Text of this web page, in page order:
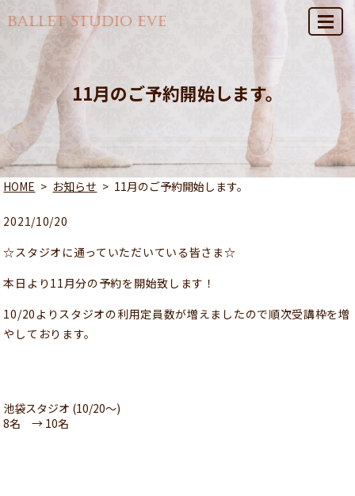
MENU
11月のご予約開始します。
HOME お知らせ 11月のご予約開始します。
2021/10/20
☆スタジオに通っていただいている皆さま☆
本日より11月分の予約を開始致します！
10/20よりスタジオの利用定員数が増えましたので順次受講枠を増
やしております。
池袋スタジオ (10/20〜)
8名 → 10名